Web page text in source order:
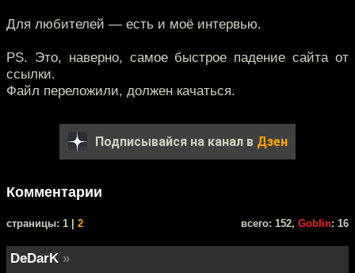
Для любителей — есть и моё интервью.
PS. Это, наверно, самое быстрое падение сайта от
ссылки.
Файл переложили, должен качаться.
Подписывайся на канал в Дзен
Комментарии
cтраницы: 1 | 2 всего: 152, Goblin: 16
DeDarK »